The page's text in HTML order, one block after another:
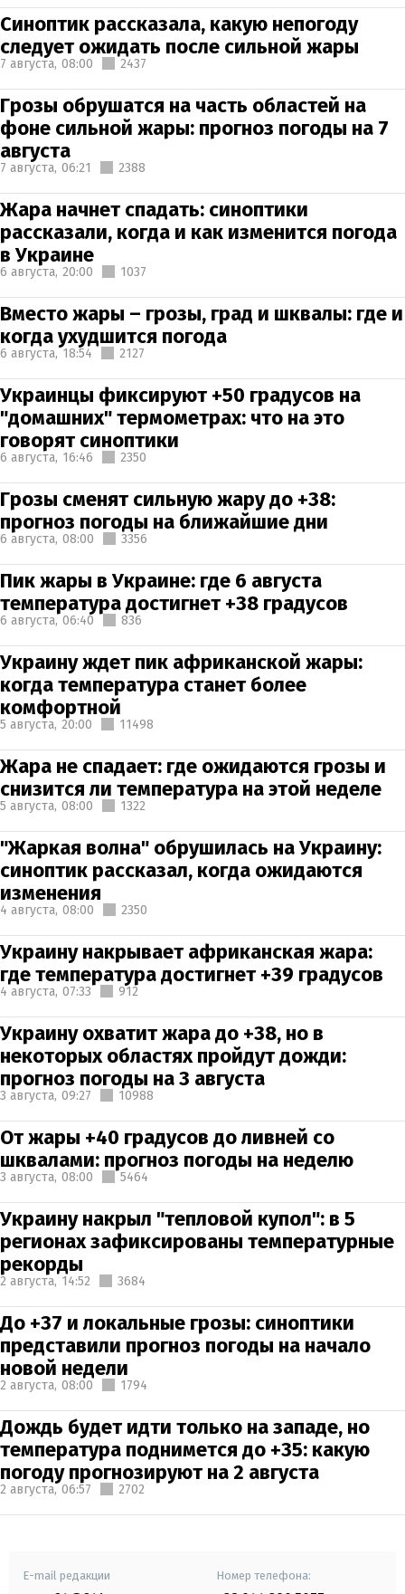
Синоптик рассказала, какую непогоду
следует ожидать после сильной жары
7 августа, 08:00 2437
Грозы обрушатся на часть областей на
фоне сильной жары: прогноз погоды на 7
августа
7 августа, 06:21 2388
Жара начнет спадать: синоптики
рассказали, когда и как изменится погода
в Украине
6 августа, 20:00 1037
Вместо жары – грозы, град и шквалы: где и
когда ухудшится погода
6 августа, 18:54 2127
Украинцы фиксируют +50 градусов на
"домашних" термометрах: что на это
говорят синоптики
6 августа, 16:46 2350
Грозы сменят сильную жару до +38:
прогноз погоды на ближайшие дни
6 августа, 08:00 3356
Пик жары в Украине: где 6 августа
температура достигнет +38 градусов
6 августа, 06:40 836
Украину ждет пик африканской жары:
когда температура станет более
комфортной
5 августа, 20:00 11498
Жара не спадает: где ожидаются грозы и
снизится ли температура на этой неделе
5 августа, 08:00 1322
"Жаркая волна" обрушилась на Украину:
синоптик рассказал, когда ожидаются
изменения
4 августа, 08:00 2350
Украину накрывает африканская жара:
где температура достигнет +39 градусов
4 августа, 07:33 912
Украину охватит жара до +38, но в
некоторых областях пройдут дожди:
прогноз погоды на 3 августа
3 августа, 09:27 10988
От жары +40 градусов до ливней со
шквалами: прогноз погоды на неделю
3 августа, 08:00 5464
Украину накрыл "тепловой купол": в 5
регионах зафиксированы температурные
рекорды
2 августа, 14:52 3684
До +37 и локальные грозы: синоптики
представили прогноз погоды на начало
новой недели
2 августа, 08:00 1794
Дождь будет идти только на западе, но
температура поднимется до +35: какую
погоду прогнозируют на 2 августа
2 августа, 06:57 2702
E-mail редакции Номер телефона: